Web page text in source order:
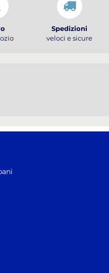
Spedizioni
veloci e sicure